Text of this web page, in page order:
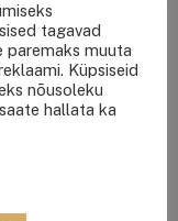
tagavad
paremaks muuta
Küpsiseid
nõusoleku
hallata ka